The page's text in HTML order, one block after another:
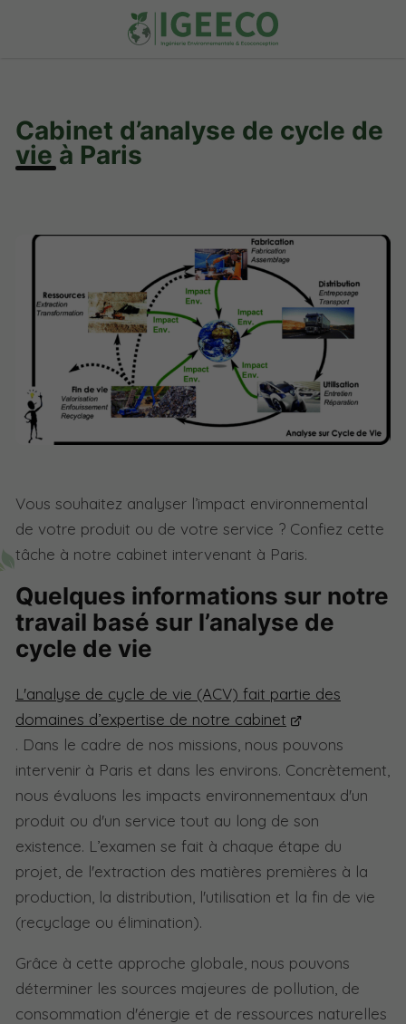
Cabinet d’analyse de cycle de
vie à Paris
Vous souhaitez analyser l’impact environnemental
de votre produit ou de votre service ? Confiez cette
tâche à notre cabinet intervenant à Paris.
Quelques informations sur notre
travail basé sur l’analyse de
cycle de vie
L'analyse de cycle de vie (ACV) fait partie des
domaines d’expertise de notre cabinet
. Dans le cadre de nos missions, nous pouvons
intervenir à Paris et dans les environs. Concrètement,
nous évaluons les impacts environnementaux d'un
produit ou d'un service tout au long de son
existence. L’examen se fait à chaque étape du
projet, de l'extraction des matières premières à la
production, la distribution, l'utilisation et la fin de vie
(recyclage ou élimination).
Grâce à cette approche globale, nous pouvons
déterminer les sources majeures de pollution, de
consommation d'énergie et de ressources naturelles